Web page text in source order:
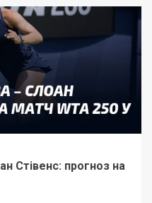
Стівенс: прогноз на